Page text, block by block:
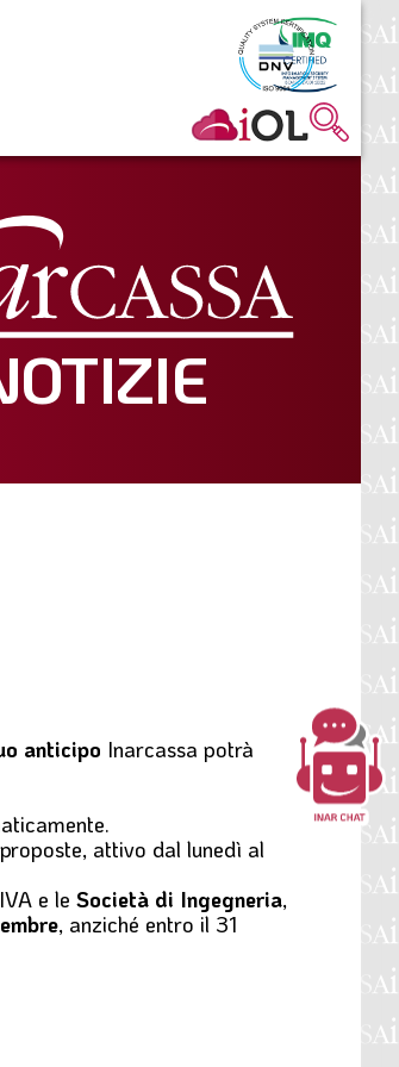
anticipo Inarcassa potrà
attivo dal lunedì al
e le Società di Ingegneria,
, anziché entro il 31